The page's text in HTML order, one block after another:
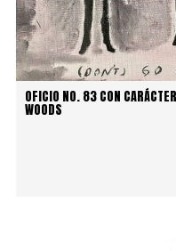
OFICIO NO. 83 CON
WOODS